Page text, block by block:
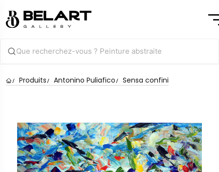
Produits Antonino Puliafico Sensa confini